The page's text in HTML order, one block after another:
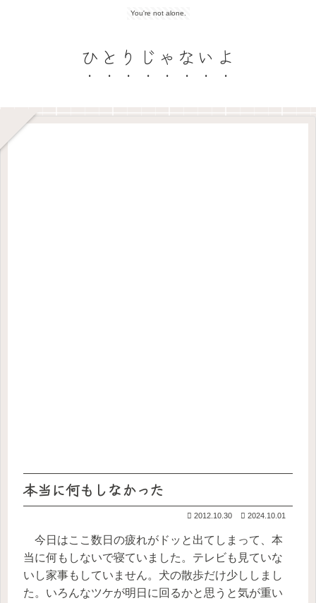
You're not alone.
ひとりじゃないよ
本当に何もしなかった
2012.10.30 2024.10.01
今日はここ数日の疲れがドッと出てしまって、本
当に何もしないで寝ていました。テレビも見ていな
いし家事もしていません。犬の散歩だけ少ししまし
た。いろんなツケが明日に回るかと思うと気が重い